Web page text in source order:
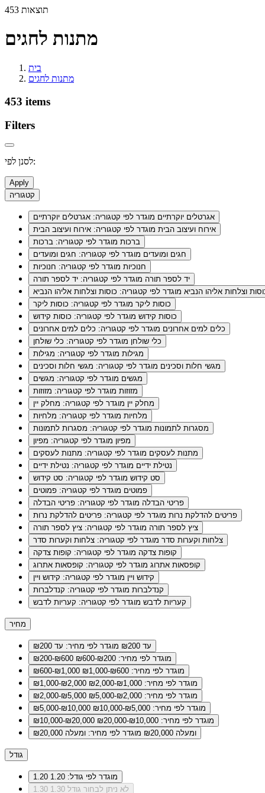
453 תוצאות
מתנות לחגים
בית
מתנות לחגים
453 items
Filters
לסנן לפי:
Apply
קטגוריה
אגרטלים יוקרתיים מוגדר לפי קטגוריה: אגרטלים יוקרתיים
אירוח ועיצוב הבית מוגדר לפי קטגוריה: אירוח ועיצוב הבית
ברכות מוגדר לפי קטגוריה: ברכות
חגים ומועדים מוגדר לפי קטגוריה: חגים ומועדים
חנוכיות מוגדר לפי קטגוריה: חנוכיות
יד לספר תורה מוגדר לפי קטגוריה: יד לספר תורה
וצלחות אליהו הנביא מוגדר לפי קטגוריה: כוסות וצלחות אליהו הנביא
כוסות ליקר מוגדר לפי קטגוריה: כוסות ליקר
כוסות קידוש מוגדר לפי קטגוריה: כוסות קידוש
כלים למים אחרונים מוגדר לפי קטגוריה: כלים למים אחרונים
כלי שולחן מוגדר לפי קטגוריה: כלי שולחן
מגילות מוגדר לפי קטגוריה: מגילות
מגשי חלות וסכינים מוגדר לפי קטגוריה: מגשי חלות וסכינים
מגשים מוגדר לפי קטגוריה: מגשים
מזוזות מוגדר לפי קטגוריה: מזוזות
מחלק יין מוגדר לפי קטגוריה: מחלק יין
מלחיות מוגדר לפי קטגוריה: מלחיות
מסגרות לתמונות מוגדר לפי קטגוריה: מסגרות לתמונות
מפיון מוגדר לפי קטגוריה: מפיון
מתנות לעסקים מוגדר לפי קטגוריה: מתנות לעסקים
נטילת ידיים מוגדר לפי קטגוריה: נטילת ידיים
סט קידוש מוגדר לפי קטגוריה: סט קידוש
פמוטים מוגדר לפי קטגוריה: פמוטים
פריטי הבדלה מוגדר לפי קטגוריה: פריטי הבדלה
פריטים להדלקת נרות מוגדר לפי קטגוריה: פריטים להדלקת נרות
ציץ לספר תורה מוגדר לפי קטגוריה: ציץ לספר תורה
צלחות וקערות סדר מוגדר לפי קטגוריה: צלחות וקערות סדר
קופות צדקה מוגדר לפי קטגוריה: קופות צדקה
קופסאות אתרוג מוגדר לפי קטגוריה: קופסאות אתרוג
קידוש ויין מוגדר לפי קטגוריה: קידוש ויין
קנדלברות מוגדר לפי קטגוריה: קנדלברות
קעריות לדבש מוגדר לפי קטגוריה: קעריות לדבש
מחיר
עד ₪200
מוגדר לפי מחיר: עד ₪200
₪200-₪600
מוגדר לפי מחיר: ₪200-₪600
₪600-₪1,000
מוגדר לפי מחיר: ₪600-₪1,000
₪1,000-₪2,000
מוגדר לפי מחיר: ₪1,000-₪2,000
₪2,000-₪5,000
מוגדר לפי מחיר: ₪2,000-₪5,000
₪5,000-₪10,000
מוגדר לפי מחיר: ₪5,000-₪10,000
₪10,000-₪20,000
מוגדר לפי מחיר: ₪10,000-₪20,000
ומעלה ₪20,000
מוגדר לפי מחיר: ומעלה ₪20,000
גודל
1.20
מוגדר לפי גודל: 1.20
1.30
לא ניתן לבחור גודל 1.30